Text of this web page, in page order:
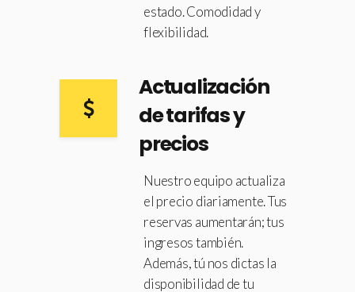
estado. Comodidad y
flexibilidad.
Actualización
de tarifas y
precios
Nuestro equipo actualiza
el precio diariamente. Tus
reservas aumentarán; tus
ingresos también.
Además, tú nos dictas la
disponibilidad de tu